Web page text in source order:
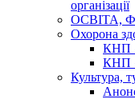
організації
ОСВІТА,
Охорона
КНП
КНП
Культура,